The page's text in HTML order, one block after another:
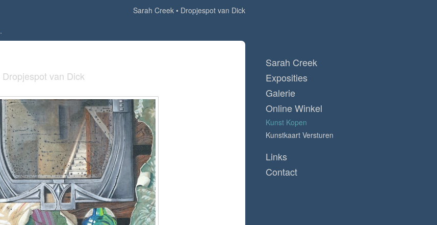
Sarah Creek
Dropjespot van Dick
.
Dropjespot van Dick
Sarah Creek
Exposities
Galerie
Online Winkel
Kunst Kopen
Kunstkaart Versturen
Links
Contact